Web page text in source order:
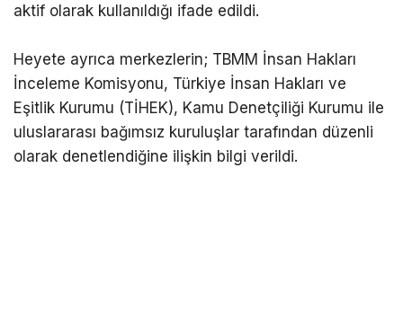
aktif olarak kullanıldığı ifade edildi.
Heyete ayrıca merkezlerin; TBMM İnsan Hakları
İnceleme Komisyonu, Türkiye İnsan Hakları ve
Eşitlik Kurumu (TİHEK), Kamu Denetçiliği Kurumu ile
uluslararası bağımsız kuruluşlar tarafından düzenli
olarak denetlendiğine ilişkin bilgi verildi.